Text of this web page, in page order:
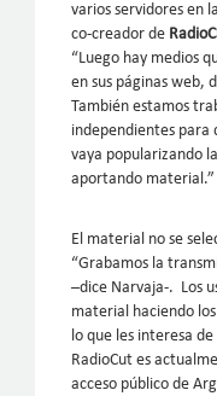
varios servidores en
co-creador de
“Luego hay medios
en sus páginas web,
También estamos
independientes para
vaya popularizando
aportando material.”
El material no se
“Grabamos la
–dice Narvaja-. Los
material haciendo
lo que les interesa
RadioCut es
acceso público de